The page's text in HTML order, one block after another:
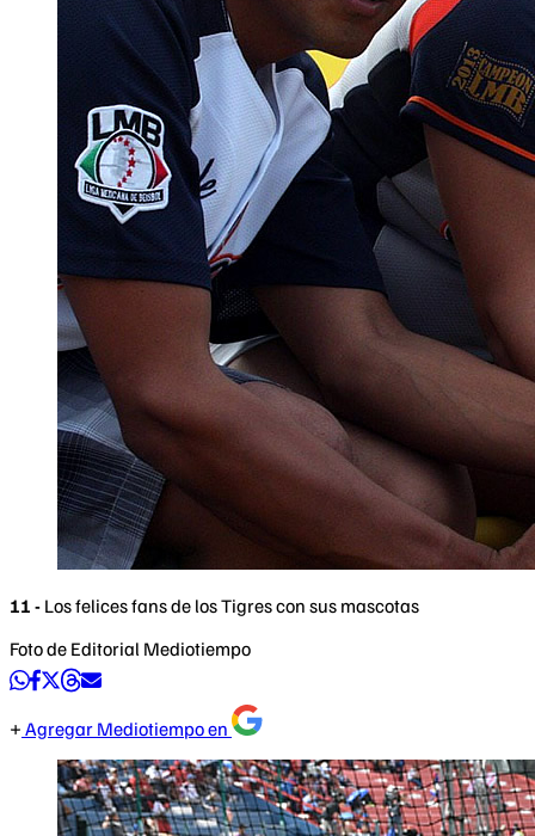
11 - Los felices fans de los Tigres con sus mascotas
Foto de Editorial Mediotiempo
Agregar Mediotiempo en